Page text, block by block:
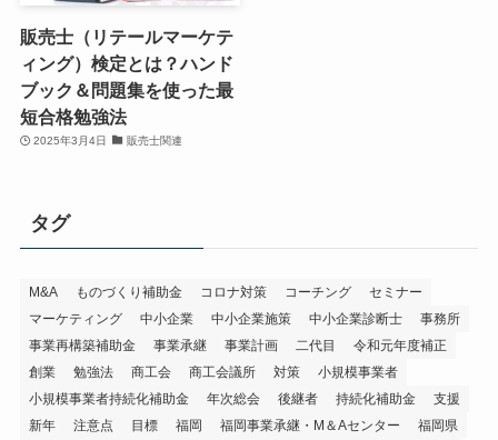
販売士（リテールマーケテ
ィング）検定とは？ハンド
ブック＆問題集を使った最
短合格勉強法
2025年3月4日 販売士関連
タグ
M&A ものづくり補助金 コロナ対策 コーチング
セミナー
マーケティング
中小企業 中小企業施策 中小企業診断士
事務所
事業再構築補助金
事業承継 事業計画 二代目
令和元年度補正
創業
勉強法 商工会 商工会議所 対策
小規模事業者
小規模事業者持続化補助金
年次総会 後継者 持続化補助金
支援
新年
注意点 目標 福岡 福岡事業承継・M＆Aセンター
福岡県